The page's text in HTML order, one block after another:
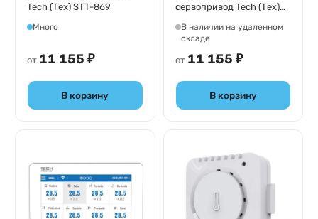
Tech (Тех) STT-869
Много
от 11 155 ₽
В корзину
сервопривод Tech (Тех)
В наличии на удаленном
складе
от 11 155 ₽
В корзину